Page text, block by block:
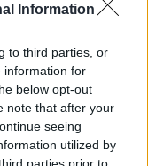
Information
to third parties, or
information for
below opt-out
note that after your
seeing
utilized by
Spanyol-ralit,
A
ezelőtt ...
gyári